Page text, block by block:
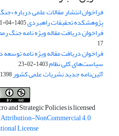
فراخوان انتشار مقالات علمی درباره
پژوهشکده تحقیقات راهبردی1405-04-21
فراخوان دریافت مقاله ویژه نامه جنگ
17
فراخوان دریافت مقاله ویژه نامه توسعه
سیاست‌های کلی نظام1403-02-23
آئین‌نامه جدید نشریات علمی کشور1398-02-22
and Strategic Policies is licensed
NonCommercial 4.0
License